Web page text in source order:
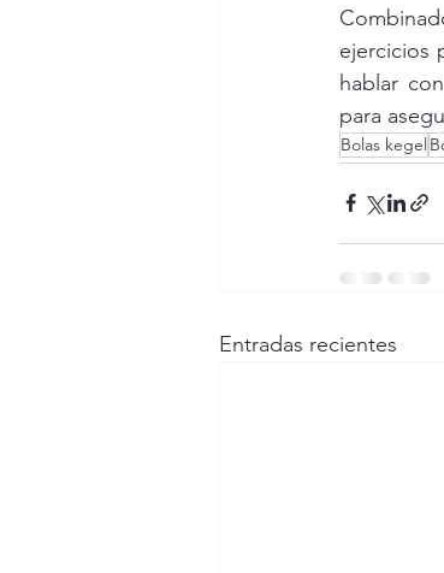
ejercicios
hablar
para
Bolas kegel
Entradas recientes